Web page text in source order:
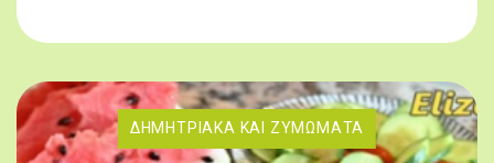
ΔΗΜΗΤΡΙΑΚΆ ΚΑΙ ΖΥΜΏΜΑΤΑ